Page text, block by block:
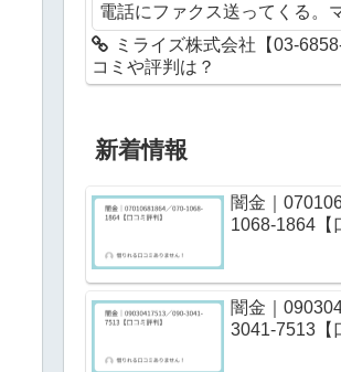
電話にファクス送ってくる。
ミライズ株式会社【03-
コミや評判は？
新着情報
闇金｜
1068-1864【
闇金｜
3041-7513【